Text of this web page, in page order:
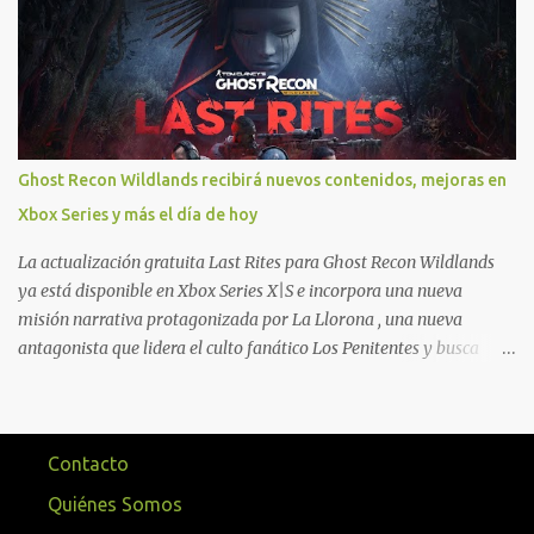
personajes, paquetes de armas hasta emotes, monedas virtuales y
más para diferentes títulos. Todas estas ventajas se pueden
reclamar desde la sección de Game Pass o en tu aplicación de Xbox
yendo directamente a la pestaña de Game Pass. Essential también
ahora sumará el acceso a la Nube de Xbox, el cual nos permitite
jugar una pequeña porción de los juegos de la suscripción
mediante xCloud y más de 600 juegos compatibles si es que los
compramos previamente (con más títulos en camino a ser
compatibles con la función Transmite tu Propios Juegos). Pueden
leer más...
Ghost Recon Wildlands recibirá nuevos contenidos, mejoras en
Xbox Series y más el día de hoy
La actualización gratuita Last Rites para Ghost Recon Wildlands
ya está disponible en Xbox Series X|S e incorpora una nueva
misión narrativa protagonizada por La Llorona , una nueva
antagonista que lidera el culto fanático Los Penitentes y busca
Predator , uno de los desafíos más recordados por la comunidad,
junto con múltiples mejoras centradas en ampliar la libertad de
juego. Uno de los aspectos más importantes de Last Rites es la
gran cantidad de opciones de personalización incorporadas. Ahora
Contacto
Quiénes Somos